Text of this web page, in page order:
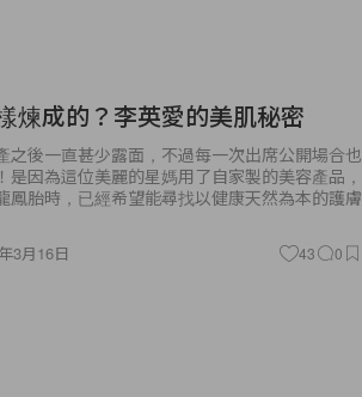
煉成的？李英愛的美肌秘密
之後一直甚少露面，不過每一次出席公開場合也
是因為這位美麗的星媽用了自家製的美容產品，
鳳胎時，已經希望能尋找以健康天然為本的護膚
3月16日 43 0